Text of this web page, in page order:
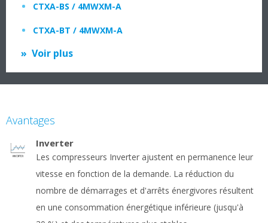
CTXA-BS / 4MWXM-A
CTXA-BT / 4MWXM-A
Voir plus
Avantages
Inverter
Les compresseurs Inverter ajustent en permanence leur
vitesse en fonction de la demande. La réduction du
nombre de démarrages et d'arrêts énergivores résultent
en une consommation énergétique inférieure (jusqu'à